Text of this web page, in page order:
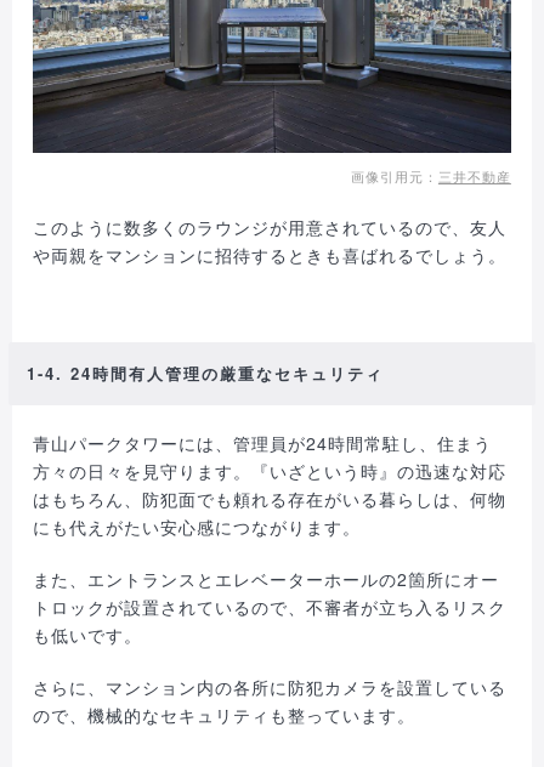
画像引用元： 三井不動産
このように数多くのラウンジが用意されているので、友人
や両親をマンションに招待するときも喜ばれるでしょう。
1-4. 24時間有人管理の厳重なセキュリティ
青山パークタワーには、管理員が24時間常駐し、住まう
方々の日々を見守ります。『いざという時』の迅速な対応
はもちろん、防犯面でも頼れる存在がいる暮らしは、何物
にも代えがたい安心感につながります。
また、エントランスとエレベーターホールの2箇所にオー
トロックが設置されているので、不審者が立ち入るリスク
も低いです。
さらに、マンション内の各所に防犯カメラを設置している
ので、機械的なセキュリティも整っています。